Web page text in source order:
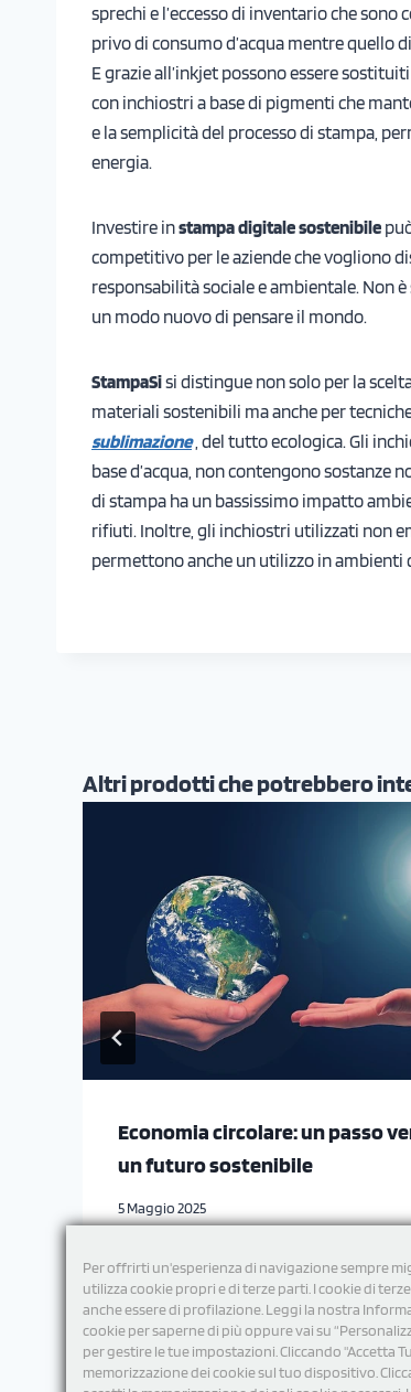
Per offrirti un'esperienza di navigazione sempre
utilizza cookie propri e di terze parti. I cookie di
anche essere di profilazione. Leggi la nostra
cookie per saperne di più oppure vai su
per gestire le tue impostazioni. Cliccando "Accetta
memorizzazione dei cookie sul tuo dispositivo.
sprechi e l’eccesso di inventario che
privo di consumo d’acqua mentre quello
E grazie all’inkjet possono essere
con inchiostri a base di pigmenti che
e la semplicità del processo di stampa,
energia.
Investire instampa digitale sostenibile
competitivo per le aziende che vogliono
responsabilità sociale e ambientale. Non
un modo nuovo di pensare il mondo.
StampaSisi distingue non solo per la
materiali sostenibili ma anche per
sublimazione, del tutto ecologica. Gli
base d’acqua, non contengono sostanze
di stampa ha un bassissimo impatto
rifiuti. Inoltre, gli inchiostri utilizzati non
permettono anche un utilizzo in ambienti
Altri prodotti che potrebbero
Economia circolare: un passo
un futuro sostenibile
5 Maggio 2025